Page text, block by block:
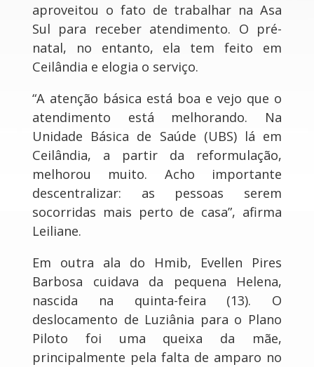
aproveitou o fato de trabalhar na Asa
Sul para receber atendimento. O pré-
natal, no entanto, ela tem feito em
Ceilândia e elogia o serviço.
“A atenção básica está boa e vejo que o
atendimento está melhorando. Na
Unidade Básica de Saúde (UBS) lá em
Ceilândia, a partir da reformulação,
melhorou muito. Acho importante
descentralizar: as pessoas serem
socorridas mais perto de casa”, afirma
Leiliane.
Em outra ala do Hmib, Evellen Pires
Barbosa cuidava da pequena Helena,
nascida na quinta-feira (13). O
deslocamento de Luziânia para o Plano
Piloto foi uma queixa da mãe,
principalmente pela falta de amparo no